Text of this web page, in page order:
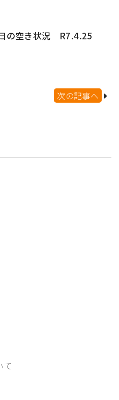
の空き状況 R7.4.25
次の記事へ
て